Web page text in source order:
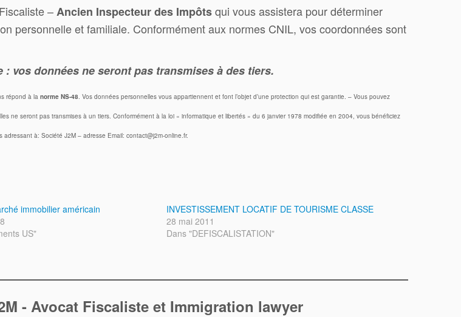
–Ancien Inspecteur des Impôtsqui vous assistera pour déterminer
personnelle et familiale. Conformément aux normes CNIL, vos coordonnées sont
vos données ne seront pas transmises à des tiers.
répond à la norme NS-48. Vos données personnelles vous appartiennent et font l’objet d’une protection qui est garantie. – Vous pouvez
ne seront pas transmises à un tiers. Conformément à la loi « informatique et libertés » du 6 janvier 1978 modifiée en 2004, vous bénéficiez
à: Société J2M – adresse Email: contact@j2m-online.fr.
immobilier américain
US"
INVESTISSEMENT LOCATIF DE TOURISME CLASSE
28 mai 2011
Dans "DEFISCALISTATION"
- Avocat Fiscaliste et Immigration lawyer